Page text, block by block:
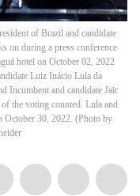
of Brazil and candidate
on during a press conference
hotel on October 02, 2022
Luiz Inácio Lula da
Incumbent and candidate Jair
the voting counted. Lula and
October 30, 2022. (Photo by